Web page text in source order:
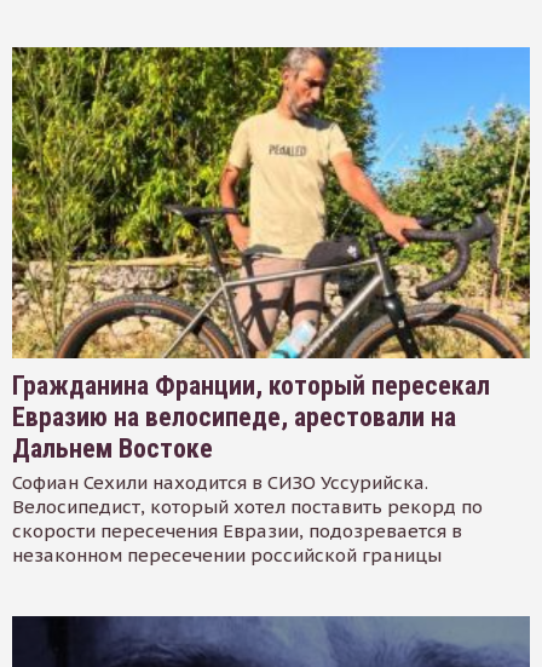
Гражданина Франции, который пересекал
Евразию на велосипеде, арестовали на
Дальнем Востоке
Софиан Сехили находится в СИЗО Уссурийска.
Велосипедист, который хотел поставить рекорд по
скорости пересечения Евразии, подозревается в
незаконном пересечении российской границы